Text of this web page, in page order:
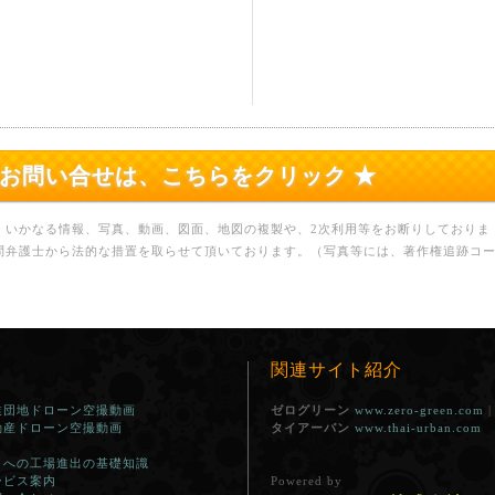
問い合せは、こちらをクリック ★
かなる情報、写真、動画、図面、地図の複製や、2次利用等をお断りしておりま
護士から法的な措置を取らせて頂いております。（写真等には、著作権追跡コー
団地ドローン空撮動画
産ドローン空撮動画
への工場進出の基礎知識
ビス案内
関連サイト紹介
ゼログリーン www.zero-green.com |
タイアーバン www.thai-urban.com
Powered by